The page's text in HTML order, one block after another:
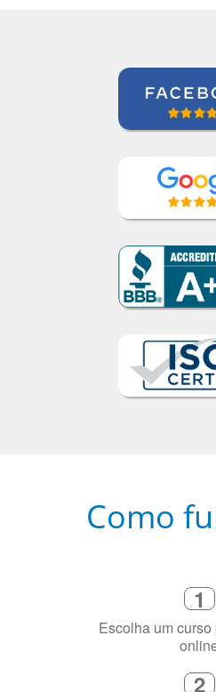
Como
1
Escolha um
2